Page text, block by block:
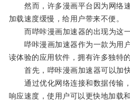
然而，许多漫画平台因为网络
加载速度缓慢，给用户带来不便。
而哔咔漫画加速器的出现为这一
哔咔漫画加速器作为一款为用户
读体验的应用软件，拥有许多独特
首先，哔咔漫画加速器可以加快
通过优化网络连接和数据传输，
响应速度，使用户可以更快地加载